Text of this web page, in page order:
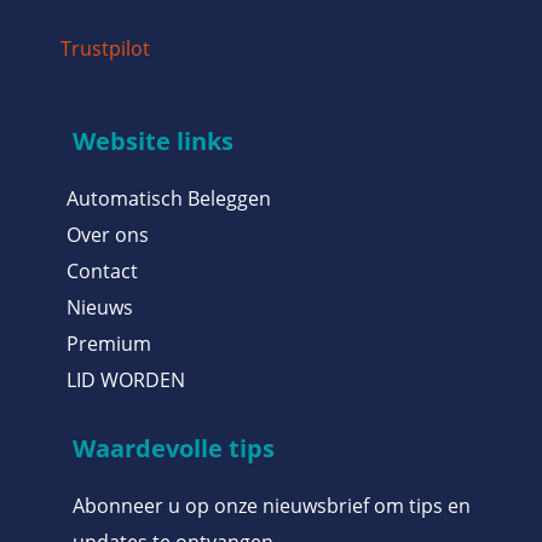
Trustpilot
Website links
Automatisch Beleggen
Over ons
Contact
Nieuws
Premium
LID WORDEN
Waardevolle tips
Abonneer u op onze nieuwsbrief om tips en